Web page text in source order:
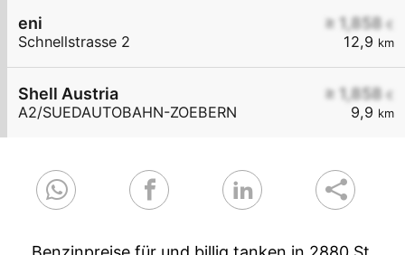
≥ 1,858 €
12,9 km
eni
Schnellstrasse 2
≥ 1,858 €
9,9 km
Shell Austria
A2/SUEDAUTOBAHN-ZOEBERN